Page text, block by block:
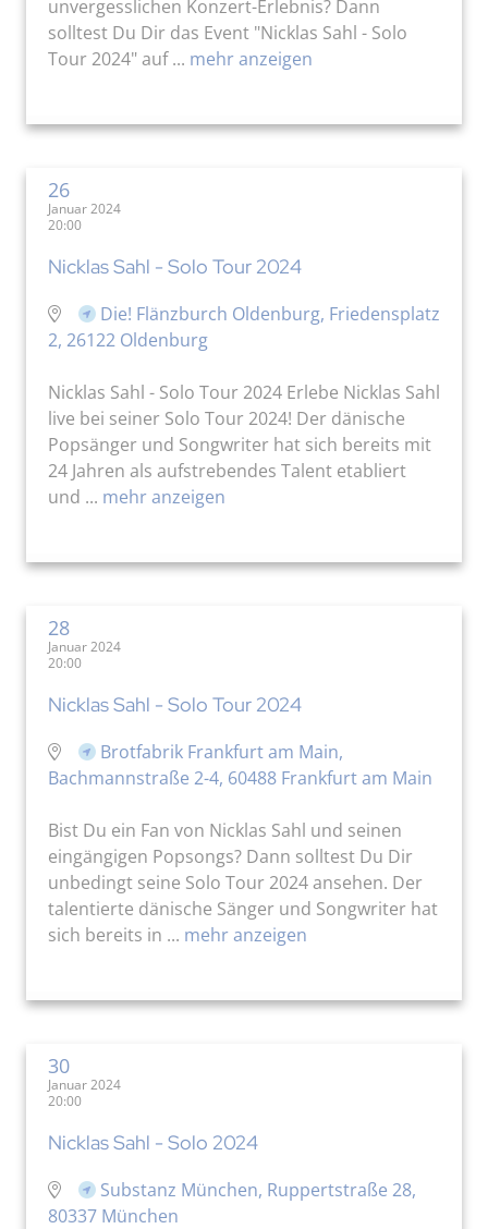
unvergesslichen Konzert-Erlebnis? Dann
solltest Du Dir das Event "Nicklas Sahl - Solo
Tour 2024" auf ... mehr anzeigen
26
Januar 2024
20:00
Nicklas Sahl - Solo Tour 2024
Die! Flänzburch Oldenburg, Friedensplatz
2, 26122 Oldenburg
Nicklas Sahl - Solo Tour 2024 Erlebe Nicklas Sahl
live bei seiner Solo Tour 2024! Der dänische
Popsänger und Songwriter hat sich bereits mit
24 Jahren als aufstrebendes Talent etabliert
und ... mehr anzeigen
28
Januar 2024
20:00
Nicklas Sahl - Solo Tour 2024
Brotfabrik Frankfurt am Main,
Bachmannstraße 2-4, 60488 Frankfurt am Main
Bist Du ein Fan von Nicklas Sahl und seinen
eingängigen Popsongs? Dann solltest Du Dir
unbedingt seine Solo Tour 2024 ansehen. Der
talentierte dänische Sänger und Songwriter hat
sich bereits in ... mehr anzeigen
30
Januar 2024
20:00
Nicklas Sahl - Solo 2024
Substanz München, Ruppertstraße 28,
80337 München